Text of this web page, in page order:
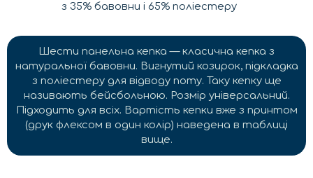
з 35% бавовни і 65% поліестеру
Шести панельна кепка — класична кепка з
натуральної бавовни. Вигнутий козирок, підкладка
з поліестеру для відводу поту. Таку кепку ще
називають бейсбольною. Розмір універсальний.
Підходить для всіх. Вартість кепки вже з принтом
(друк флексом в один колір) наведена в таблиці
вище.